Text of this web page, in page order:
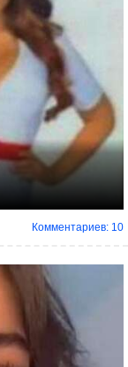
Комментариев: 10